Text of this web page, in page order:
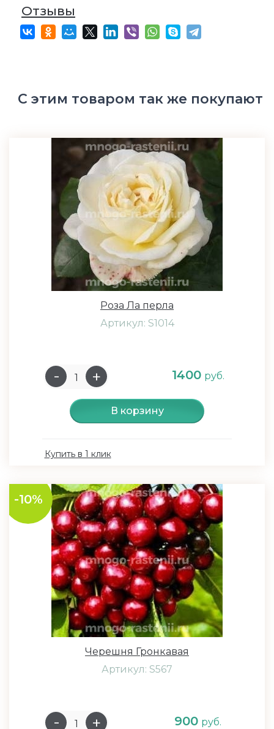
Отзывы
С этим товаром так же покупают
Роза Ла перла
Артикул: S1014
1400 руб.
В корзину
Купить в 1 клик
-10%
Черешня Гронкавая
Артикул: S567
900 руб.